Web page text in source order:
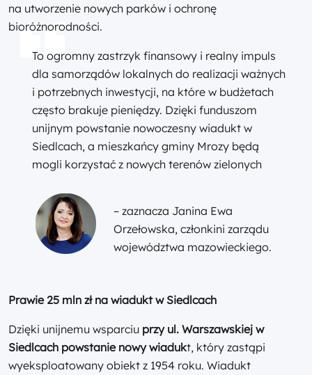
na utworzenie nowych parków i ochronę
bioróżnorodności.
To ogromny zastrzyk finansowy i realny impuls
dla samorządów lokalnych do realizacji ważnych
i potrzebnych inwestycji, na które w budżetach
często brakuje pieniędzy. Dzięki funduszom
unijnym powstanie nowoczesny wiadukt w
Siedlcach, a mieszkańcy gminy Mrozy będą
mogli korzystać z nowych terenów zielonych
– zaznacza Janina Ewa
Orzełowska, członkini zarządu
województwa mazowieckiego.
Prawie 25 mln zł na wiadukt w Siedlcach
Dzięki unijnemu wsparciu przy ul. Warszawskiej w
Siedlcach powstanie nowy wiadukt, który zastąpi
wyeksploatowany obiekt z 1954 roku. Wiadukt